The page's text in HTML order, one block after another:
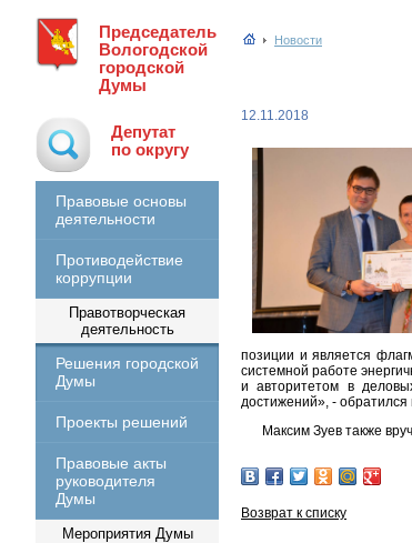
Председатель
Вологодской
городской
Думы
Депутат
по округу
Правовые основы
деятельности
Противодействие
коррупции
Правотворческая
деятельность
Решения городской
Думы
Проекты решений
Правовые акты
руководителя
Думы
Мероприятия Думы
Новости
12.11.2018
позиции и является
системной работе
и авторитетом в
достижений», -
Максим Зуев также
Возврат к списку